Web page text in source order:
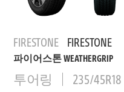
FIRESTONE FIRESTONE
파이어스톤 WEATHERGRIP
투어링 235/45R18